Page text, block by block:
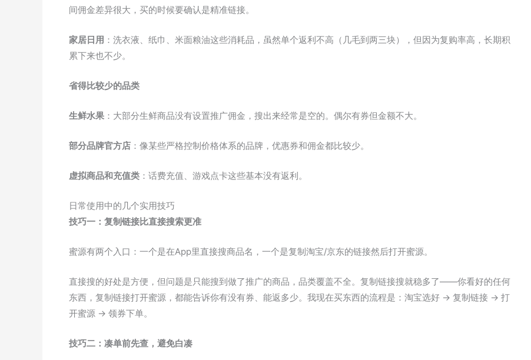
间佣金差异很大，买的时候要确认是精准链接。
家居日用 ：洗衣液、纸巾、米面粮油这些消耗品，虽然单个返利不高（几毛到两三块），但因为复购率高，长期积
累下来也不少。
省得比较少的品类
生鲜水果 ：大部分生鲜商品没有设置推广佣金，搜出来经常是空的。偶尔有券但金额不大。
部分品牌官方店 ：像某些严格控制价格体系的品牌，优惠券和佣金都比较少。
虚拟商品和充值类 ：话费充值、游戏点卡这些基本没有返利。
日常使用中的几个实用技巧
技巧一：复制链接比直接搜索更准
蜜源有两个入口：一个是在App里直接搜商品名，一个是复制淘宝/京东的链接然后打开蜜源。
直接搜的好处是方便，但问题是只能搜到做了推广的商品，品类覆盖不全。复制链接搜就稳多了——你看好的任何
东西，复制链接打开蜜源，都能告诉你有没有券、能返多少。我现在买东西的流程是：淘宝选好 → 复制链接 → 打
开蜜源 → 领券下单。
技巧二：凑单前先查，避免白凑